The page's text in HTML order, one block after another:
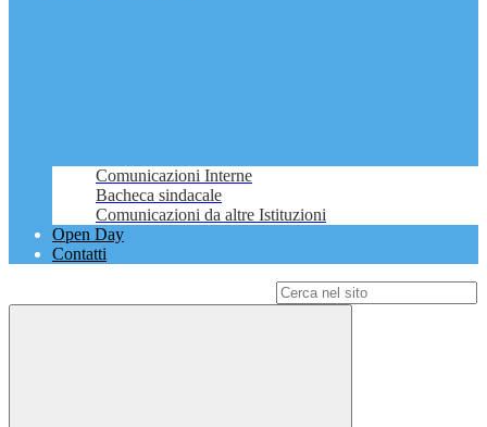
Comunicazioni Interne
Bacheca sindacale
Comunicazioni da altre Istituzioni
Open Day
Contatti